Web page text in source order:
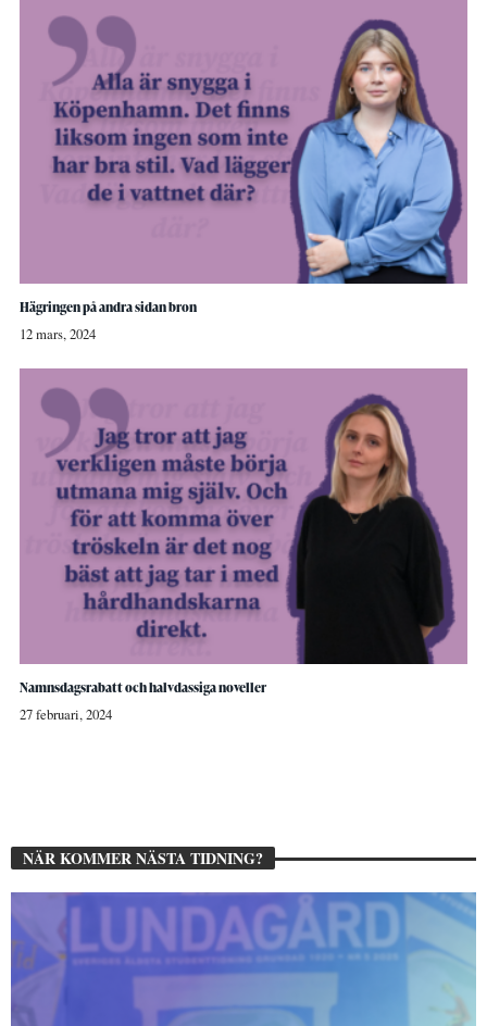
Hägringen på andra sidan bron
12 mars, 2024
Namnsdagsrabatt och halvdassiga noveller
27 februari, 2024
NÄR KOMMER NÄSTA TIDNING?